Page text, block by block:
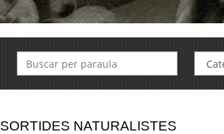
SORTIDES NATURALISTES